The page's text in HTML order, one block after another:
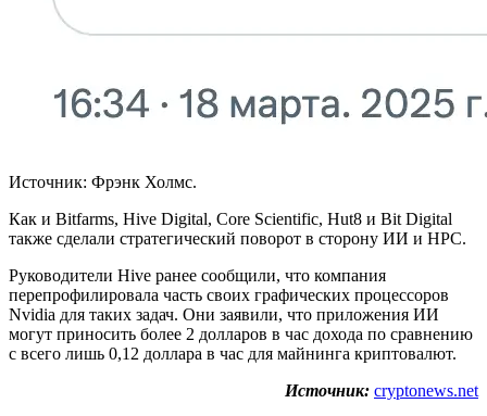
Источник: Фрэнк Холмс.
Как и Bitfarms, Hive Digital, Core Scientific, Hut8 и Bit Digital
также сделали стратегический поворот в сторону ИИ и HPC.
Руководители Hive ранее сообщили, что компания
перепрофилировала часть своих графических процессоров
Nvidia для таких задач. Они заявили, что приложения ИИ
могут приносить более 2 долларов в час дохода по сравнению
с всего лишь 0,12 доллара в час для майнинга криптовалют.
Источник: cryptonews.net